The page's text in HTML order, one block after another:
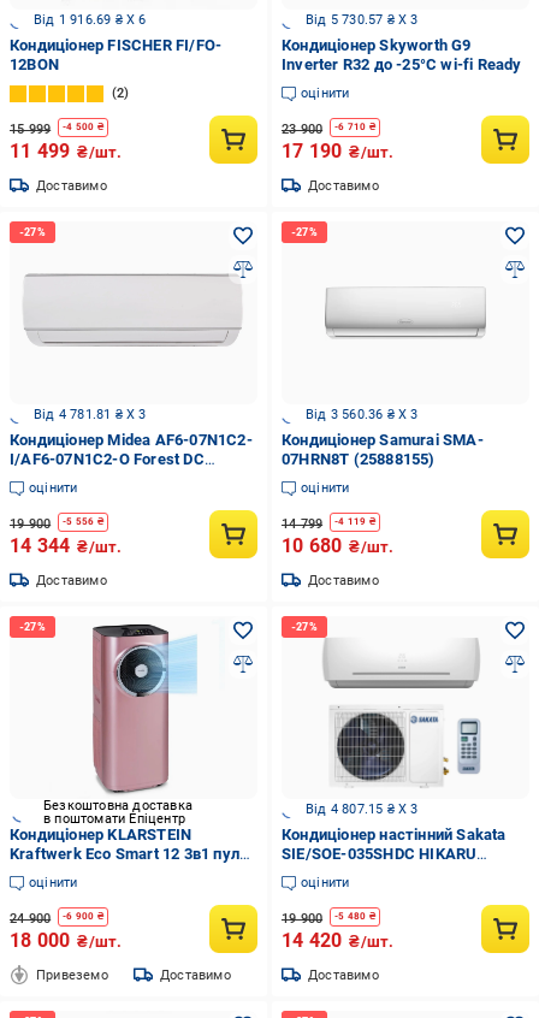
Від 1 916.69 ₴ X 6
Кондиціонер FISCHER FI/FO-
12BON
2
15 999 -4 500 ₴
11 499 ₴/шт.
Доставимо
Від 5 730.57 ₴ X 3
Кондиціонер Skyworth G9
Inverter R32 до -25°C wi-fi Ready
оцінити
23 900 -6 710 ₴
17 190 ₴/шт.
Доставимо
Від 4 781.81 ₴ X 3
Кондиціонер Midea AF6-07N1C2-
I/AF6-07N1C2-O Forest DC
Inverter (22904988)
оцінити
19 900 -5 556 ₴
14 344 ₴/шт.
Доставимо
Від 3 560.36 ₴ X 3
Кондиціонер Samurai SMA-
07HRN8T (25888155)
оцінити
14 799 -4 119 ₴
10 680 ₴/шт.
Доставимо
Безкоштовна доставка
в поштомати Епіцентр
Кондиціонер KLARSTEIN
Kraftwerk Eco Smart 12 3в1 пульт
дистанційного керування з
додатком 12000 BTU 3,4 кВт 59
м2
оцінити
24 900 -6 900 ₴
18 000 ₴/шт.
Привеземо Доставимо
Від 4 807.15 ₴ X 3
Кондиціонер настінний Sakata
SIE/SOE-035SHDC HIKARU
INVERTER Wi-fi Ready (29356315)
оцінити
19 900 -5 480 ₴
14 420 ₴/шт.
Доставимо